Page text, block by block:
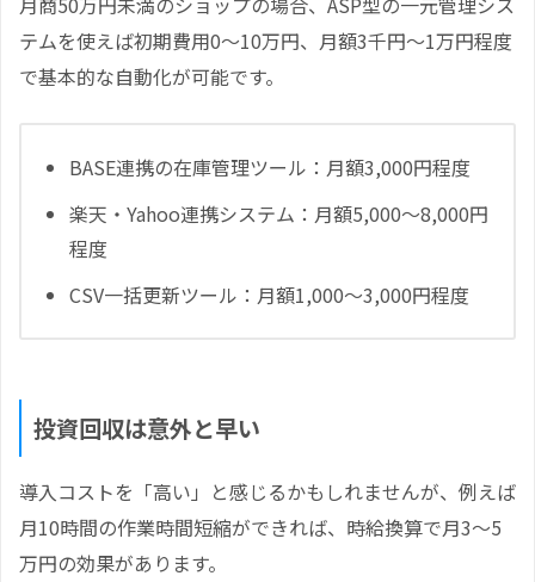
テムを使えば初期費用0～10万円、月額3千円～1万円程度
で基本的な自動化が可能です。
BASE連携の在庫管理ツール：月額3,000円程度
楽天・Yahoo連携システム：月額5,000～8,000円
程度
CSV一括更新ツール：月額1,000～3,000円程度
投資回収は意外と早い
導入コストを「高い」と感じるかもしれませんが、例えば
月10時間の作業時間短縮ができれば、時給換算で月3～5
万円の効果があります。